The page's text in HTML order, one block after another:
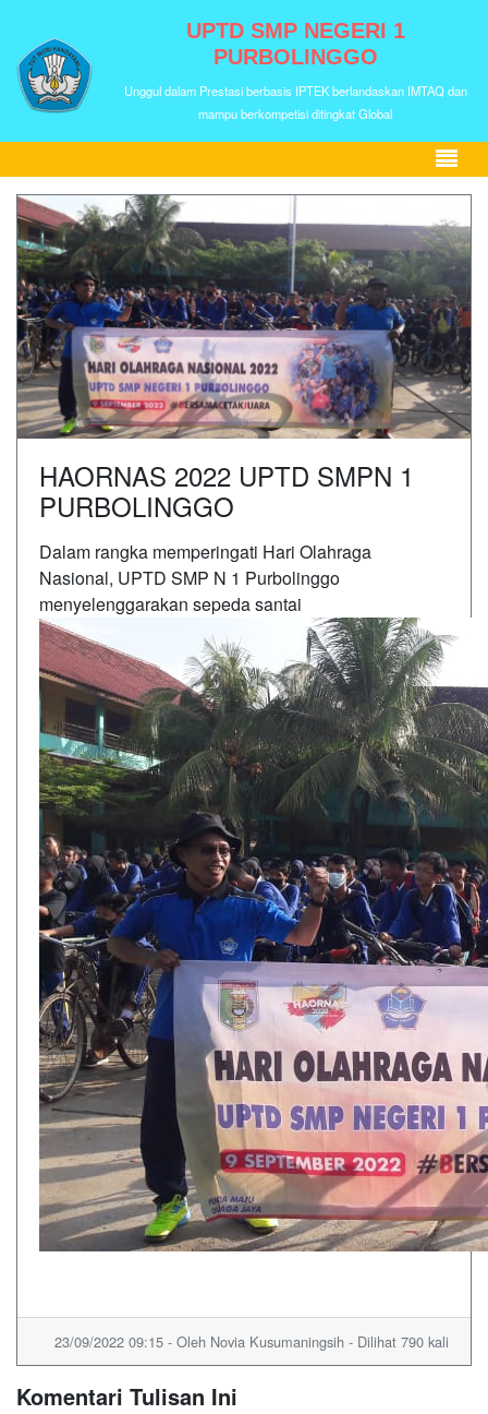
UPTD SMP NEGERI 1
PURBOLINGGO
Unggul dalam Prestasi berbasis IPTEK berlandaskan IMTAQ dan
mampu berkompetisi ditingkat Global
HAORNAS 2022 UPTD SMPN 1
PURBOLINGGO
Dalam rangka memperingati Hari Olahraga
Nasional, UPTD SMP N 1 Purbolinggo
menyelenggarakan sepeda santai
23/09/2022 09:15 - Oleh Novia Kusumaningsih - Dilihat 790 kali
Komentari Tulisan Ini